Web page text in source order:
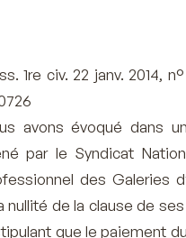
1re civ. 22 janv. 2014,
avons évoqué dans
par le Syndicat
des Galeries
nullité de la clause de
que le paiement